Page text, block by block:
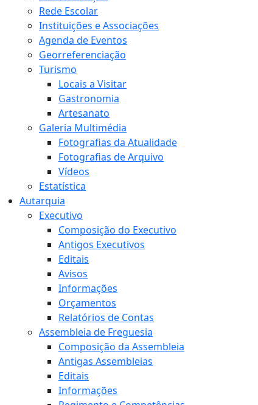
Rede Escolar
Instituições e Associações
Agenda de Eventos
Georreferenciação
Turismo
Locais a Visitar
Gastronomia
Artesanato
Galeria Multimédia
Fotografias da Atualidade
Fotografias de Arquivo
Vídeos
Estatística
Autarquia
Executivo
Composição do Executivo
Antigos Executivos
Editais
Avisos
Informações
Orçamentos
Relatórios de Contas
Assembleia de Freguesia
Composição da Assembleia
Antigas Assembleias
Editais
Informações